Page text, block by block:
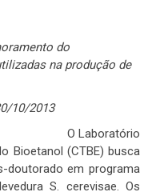
do
na produção de
10/2013
O Laboratório
Bioetanol (CTBE) busca
doutorado em programa
S. cerevisae. Os